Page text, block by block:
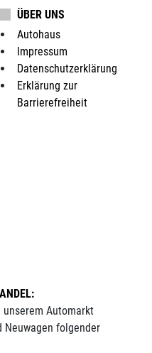
ÜBER UNS
Autohaus
Impressum
Datenschutzerklärung
Erklärung zur
Barrierefreiheit
Automarkt
Neuwagen folgender